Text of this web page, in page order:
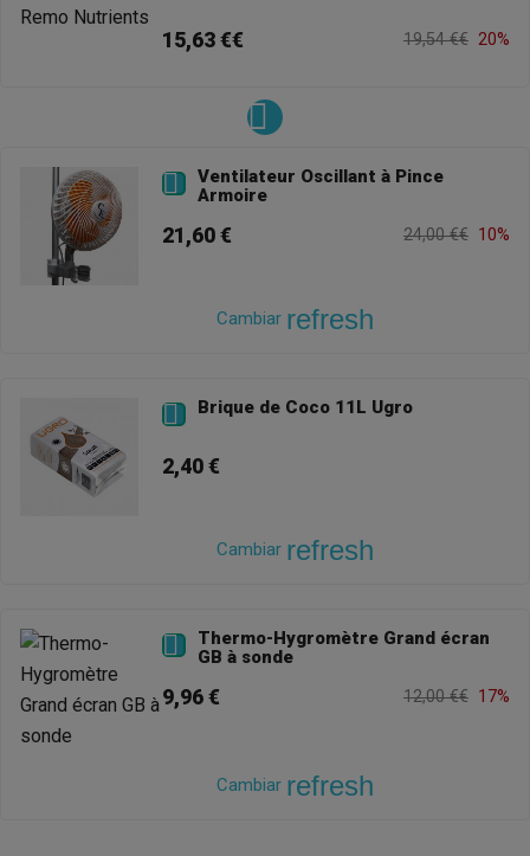
15,63 €€ 19,54 €€ 20%

Ventilateur Oscillant à Pince
Armoire
21,60 € 24,00 €€ 10%
Cambiar refresh
 Brique de Coco 11L Ugro
2,40 €
Cambiar refresh

Thermo-Hygromètre Grand écran
GB à sonde
9,96 € 12,00 €€ 17%
Cambiar refresh